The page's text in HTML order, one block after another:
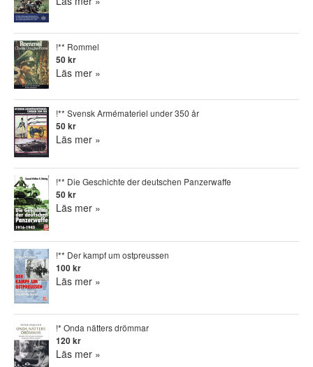
!** Rommel
50 kr
Läs mer »
!** Svensk Armémateriel under 350 år
50 kr
Läs mer »
!** Die Geschichte der deutschen Panzerwaffe
50 kr
Läs mer »
!** Der kampf um ostpreussen
100 kr
Läs mer »
!* Onda nätters drömmar
120 kr
Läs mer »